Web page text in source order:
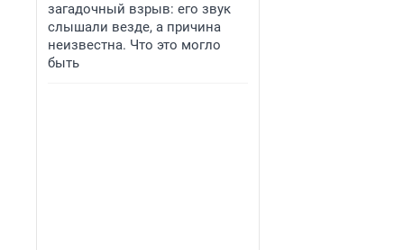
загадочный взрыв: его звук
слышали везде, а причина
неизвестна. Что это могло
быть